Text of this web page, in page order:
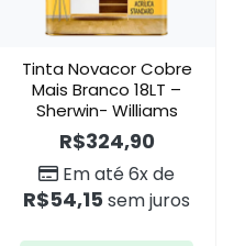
Tinta Novacor Cobre
Mais Branco 18LT –
Sherwin- Williams
R$324,90
Em até 6x de
R$54,15 sem juros